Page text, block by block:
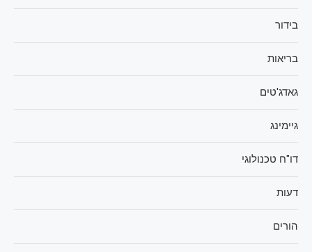
בידור
בריאות
גאדג'טים
גיימינג
דו"ח טכנולוגי
דעות
הורים